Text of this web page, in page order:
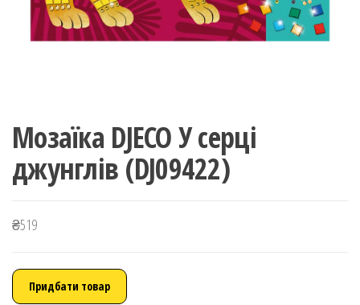
Мозаїка DJECO У серці
джунглів (DJ09422)
₴519
Придбати товар